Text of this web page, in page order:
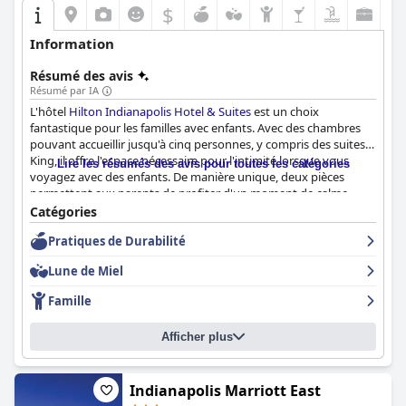
$
Information
Résumé des avis
Résumé par IA
L'hôtel Hilton Indianapolis Hotel & Suitesest un choix
fantastique pour les familles avec enfants. Avec des chambres
pouvant accueillir jusqu'à cinq personnes, y compris des suites
King, il offre l'espace nécessaire pour l'intimité lorsque vous
voyagez avec des enfants. De manière unique, deux pièces
permettent aux parents de profiter d'un moment de calme
pendant que les plus petits se reposent bien. De plus, l'hôtel
accepte les animaux de compagnie, bien qu'il y ait des frais si
vous séjournez plusieurs nuits. Le petit déjeuner est délicieux et
enfants avec une zone propre et peu profonde pour jouer en
toute sécurité. Dans l'ensemble, l'hôtel
& Suitesest une escapade amusante et relaxante pour les
familles à la recherche de vacances mémorables.
Lire les résumés des avis pour toutes les catégories
Catégories
Pratiques de Durabilité
Lune de Miel
Famille
Afficher plus
Indianapolis Marriott East